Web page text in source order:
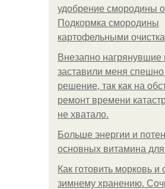
удобрение смородины
Подкормка смородины
картофельными
Внезапно нагрянувшие
заставили меня спешно
решение, так как на
ремонт времени
не хватало.
Больше энергии и
основных витамина
Как готовить морковь и
зимнему хранению.